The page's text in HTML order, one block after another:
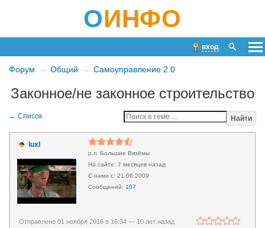
ОИНФО
вход
Форум Общий Самоуправление 2.0
Законное/не законное строительство
Найти
luxl
р.п. Большие Вязёмы
7 месяцев назад
21.06.2009
107
Отправлено 01 ноября 2016 в 16:34 — 10 лет назад